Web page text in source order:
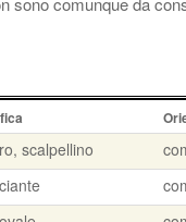
scalpellino